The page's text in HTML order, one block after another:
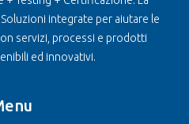
integrate per aiutare le
servizi, processi e prodotti
ed innovativi.